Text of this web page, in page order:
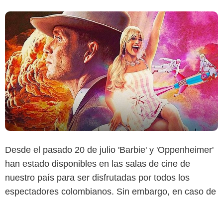
Desde el pasado 20 de julio 'Barbie' y 'Oppenheimer'
han estado disponibles en las salas de cine de
nuestro país para ser disfrutadas por todos los
espectadores colombianos. Sin embargo, en caso de